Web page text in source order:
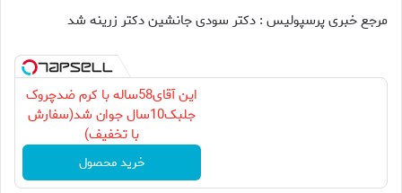
مرجع خبری پرسپولیس : دکتر سودی جانشین دکتر زرینه شد
این آقای58ساله با کرم ضدچروک
جلبک10سال جوان شد(سفارش
با تخفیف)
خرید محصول